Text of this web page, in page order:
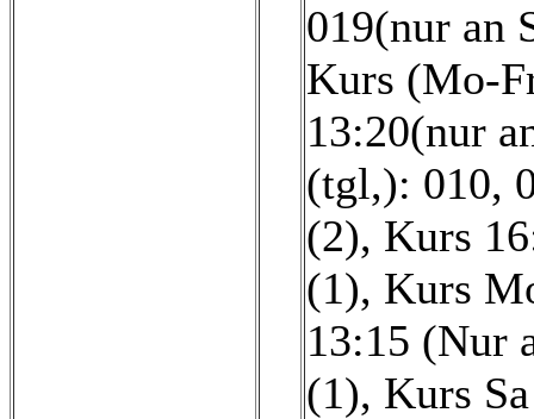
019(nur an
Kurs (Mo-
13:20(nur
(tgl,): 010,
(2), Kurs
(1), Kurs
13:15 (Nur
(1), Kurs